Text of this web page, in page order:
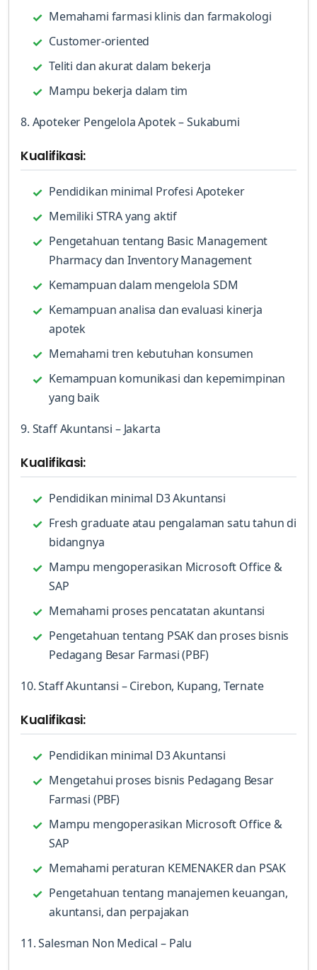
Memahami farmasi klinis dan farmakologi
Customer-oriented
Teliti dan akurat dalam bekerja
Mampu bekerja dalam tim
8. Apoteker Pengelola Apotek – Sukabumi
Kualifikasi:
Pendidikan minimal Profesi Apoteker
Memiliki STRA yang aktif
Pengetahuan tentang Basic Management
Pharmacy dan Inventory Management
Kemampuan dalam mengelola SDM
Kemampuan analisa dan evaluasi kinerja
apotek
Memahami tren kebutuhan konsumen
Kemampuan komunikasi dan kepemimpinan
yang baik
9. Staff Akuntansi – Jakarta
Kualifikasi:
Pendidikan minimal D3 Akuntansi
Fresh graduate atau pengalaman satu tahun di
bidangnya
Mampu mengoperasikan Microsoft Office &
SAP
Memahami proses pencatatan akuntansi
Pengetahuan tentang PSAK dan proses bisnis
Pedagang Besar Farmasi (PBF)
10. Staff Akuntansi – Cirebon, Kupang, Ternate
Kualifikasi:
Pendidikan minimal D3 Akuntansi
Mengetahui proses bisnis Pedagang Besar
Farmasi (PBF)
Mampu mengoperasikan Microsoft Office &
SAP
Memahami peraturan KEMENAKER dan PSAK
Pengetahuan tentang manajemen keuangan,
akuntansi, dan perpajakan
11. Salesman Non Medical – Palu